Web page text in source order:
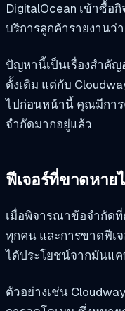
DigitalOcean เข้าซื้อ
บริการลูกค้ารายงานว่
ปัญหานี้เป็นเรื่องสำคัญ
ดั้งเดิม แต่กับ
ไปก่อนหน้านี้ คุณมีการ
จำกัดมากอยู่แล้ว
ฟีเจอร์ที่ขาดหาย
เมื่อพิจารณาข้อจำกัดที่
ทุกคน และการขาดฟีเ
ได้ประโยชน์จากมันแค
ตัวอย่างเช่น